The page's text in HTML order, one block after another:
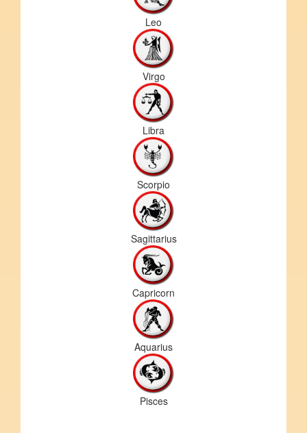
Leo
Virgo
Libra
Scorpio
Sagittarius
Capricorn
Aquarius
Pisces